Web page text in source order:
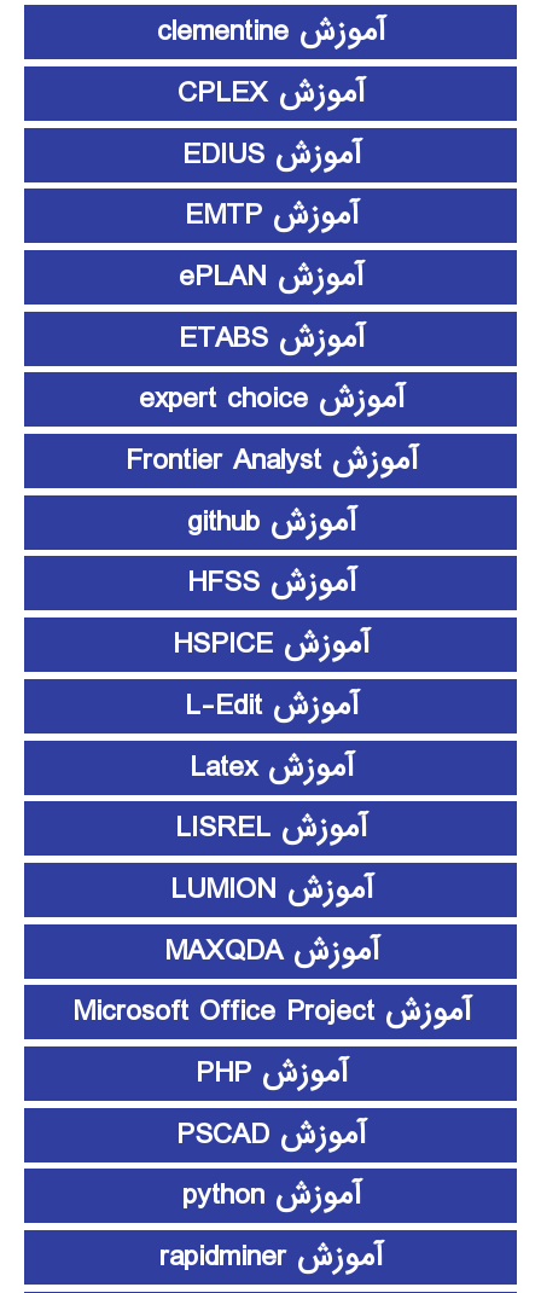
آموزش clementine
آموزش CPLEX
آموزش EDIUS
آموزش EMTP
آموزش ePLAN
آموزش ETABS
آموزش expert choice
آموزش Frontier Analyst
آموزش github
آموزش HFSS
آموزش HSPICE
آموزش L-Edit
آموزش Latex
آموزش LISREL
آموزش LUMION
آموزش MAXQDA
آموزش Microsoft Office Project
آموزش PHP
آموزش PSCAD
آموزش python
آموزش rapidminer